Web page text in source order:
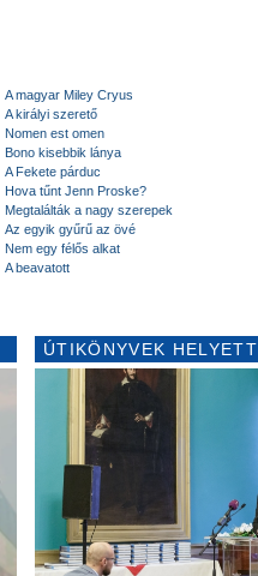
A magyar Miley Cryus
A királyi szerető
Nomen est omen
Bono kisebbik lánya
A Fekete párduc
Hova tűnt Jenn Proske?
Megtalálták a nagy szerepek
Az egyik gyűrű az övé
Nem egy félős alkat
A beavatott
ÚTIKÖNYVEK HELYETT